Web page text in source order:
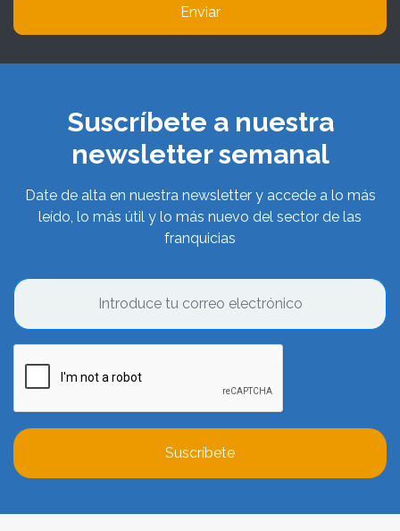
Enviar
Suscríbete a nuestra
newsletter semanal
Date de alta en nuestra newsletter y accede a lo más
leído, lo más útil y lo más nuevo del sector de las
franquicias
Suscríbete